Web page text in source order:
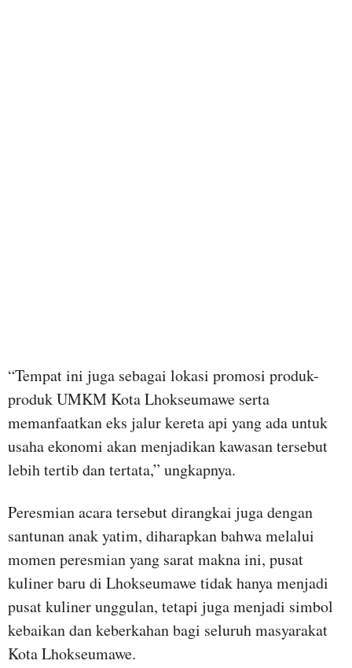
“Tempat ini juga sebagai lokasi promosi produk-
produk UMKM Kota Lhokseumawe serta
memanfaatkan eks jalur kereta api yang ada untuk
usaha ekonomi akan menjadikan kawasan tersebut
lebih tertib dan tertata,” ungkapnya.
Peresmian acara tersebut dirangkai juga dengan
santunan anak yatim, diharapkan bahwa melalui
momen peresmian yang sarat makna ini, pusat
kuliner baru di Lhokseumawe tidak hanya menjadi
pusat kuliner unggulan, tetapi juga menjadi simbol
kebaikan dan keberkahan bagi seluruh masyarakat
Kota Lhokseumawe.